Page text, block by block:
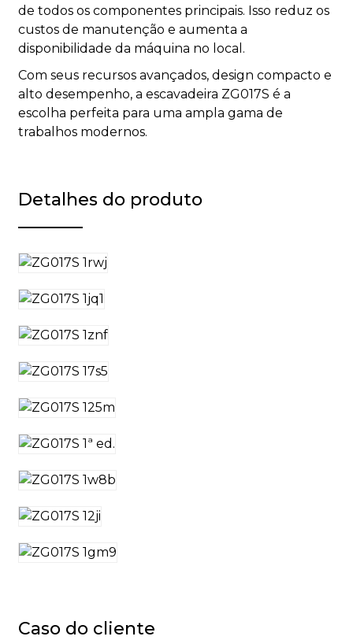
de todos os componentes principais. Isso reduz os
custos de manutenção e aumenta a
disponibilidade da máquina no local.
Com seus recursos avançados, design compacto e
alto desempenho, a escavadeira ZG017S é a
escolha perfeita para uma ampla gama de
trabalhos modernos.
Detalhes do produto
Caso do cliente